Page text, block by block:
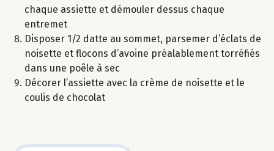
chaque assiette et démouler dessus chaque
entremet
Disposer 1/2 datte au sommet, parsemer d’éclats de
noisette et flocons d’avoine préalablement torréfiés
dans une poêle à sec
Décorer l’assiette avec la crème de noisette et le
coulis de chocolat